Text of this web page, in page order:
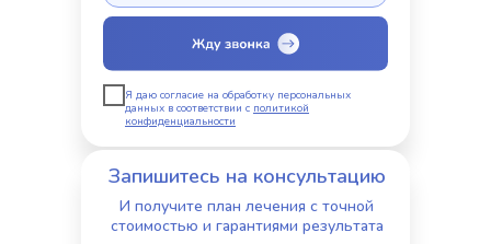
Я даю согласие на обработку персональных
данных в соответствии с политикой
конфиденциальности
Запишитесь на консультацию
И получите план лечения с точной
стоимостью и гарантиями результата